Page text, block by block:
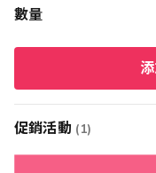
數量
促銷活動 (1)